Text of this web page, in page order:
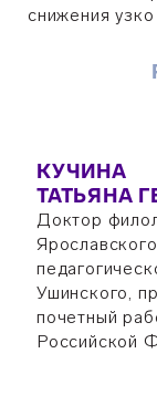
снижения
КУЧИНА
ТАТЬЯНА
Доктор
Ушинского,
почетный
Российской